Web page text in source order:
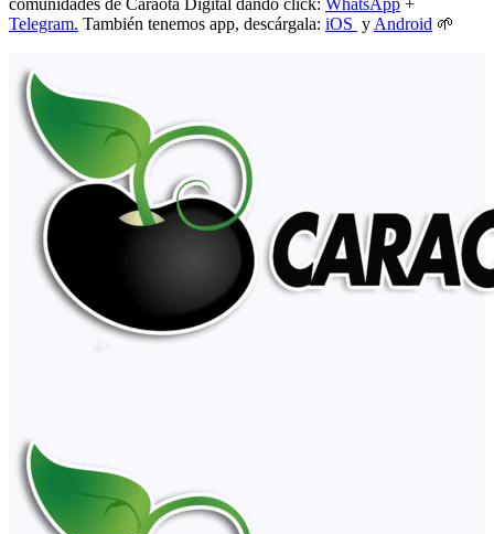
comunidades de Caraota Digital dando click: WhatsApp +
Telegram. También tenemos app, descárgala: iOS y Android 🌱